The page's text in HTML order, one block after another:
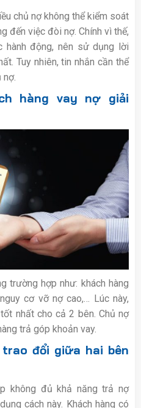
chủ nợ không thể kiểm soát
đến việc đòi nợ. Chính vì thế,
động, nên sử dụng lời
Tuy nhiên, tin nhắn cần thể
nợ.
hàng vay nợ giải
trường hợp như: khách hàng
cơ vỡ nợ cao,… Lúc này,
nhất cho cả 2 bên. Chủ nợ
trả góp khoản vay.
đổi giữa hai bên
không đủ khả năng trả nợ
cách này. Khách hàng có